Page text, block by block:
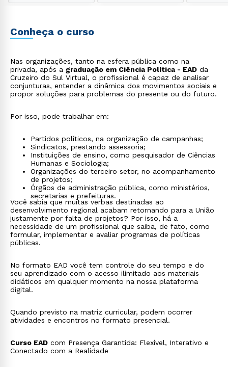
Conheça o curso
Nas organizações, tanto na esfera pública como na
privada, após a graduação em Ciência Política - EAD da
Cruzeiro do Sul Virtual, o profissional é capaz de analisar
conjunturas, entender a dinâmica dos movimentos sociais e
propor soluções para problemas do presente ou do futuro.
Por isso, pode trabalhar em:
Partidos políticos, na organização de campanhas;
Sindicatos, prestando assessoria;
Instituições de ensino, como pesquisador de Ciências
Humanas e Sociologia;
Organizações do terceiro setor, no acompanhamento
de projetos;
Órgãos de administração pública, como ministérios,
secretarias e prefeituras.
Você sabia que muitas verbas destinadas ao
desenvolvimento regional acabam retornando para a União
justamente por falta de projetos? Por isso, há a
necessidade de um profissional que saiba, de fato, como
formular, implementar e avaliar programas de políticas
públicas.
No formato EAD você tem controle do seu tempo e do
seu aprendizado com o acesso ilimitado aos materiais
didáticos em qualquer momento na nossa plataforma
digital.
Quando previsto na matriz curricular, podem ocorrer
atividades e encontros no formato presencial.
Curso EAD com Presença Garantida: Flexível, Interativo e
Conectado com a Realidade